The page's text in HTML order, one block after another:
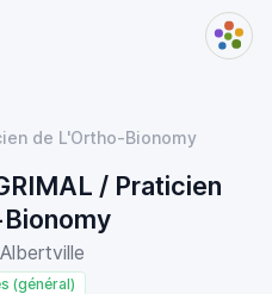
de L'Ortho-Bionomy
/ Praticien
(général)